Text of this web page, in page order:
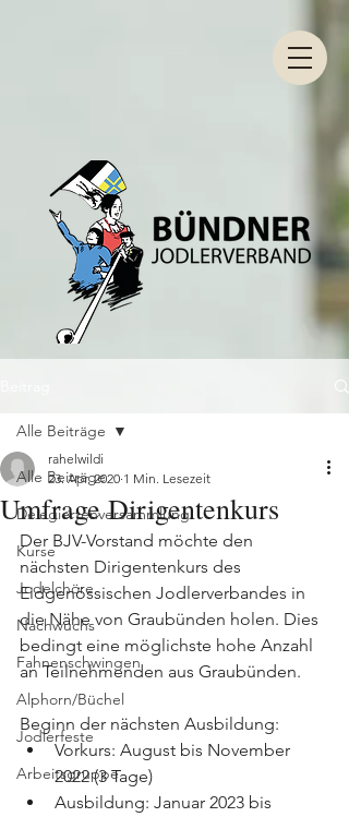
Alle Beiträge
Delegiertenversammlung
Kurse
Jodelchöre
Nachwuchs
Fahnenschwingen
Alphorn/Büchel
Jodlerfeste
Arbeitsgruppe
Alle Beiträge
Umfrage Dirigentenkurs
rahelwildi
23. Apr. 2020 1 Min. Lesezeit
Der BJV-Vorstand möchte den
nächsten Dirigentenkurs des
Eidgenössischen Jodlerverbandes in
die Nähe von Graubünden holen. Dies
bedingt eine möglichste hohe Anzahl
an Teilnehmenden aus Graubünden.
Beginn der nächsten Ausbildung:
Vorkurs: August bis November
2022 (3 Tage)
Ausbildung: Januar 2023 bis